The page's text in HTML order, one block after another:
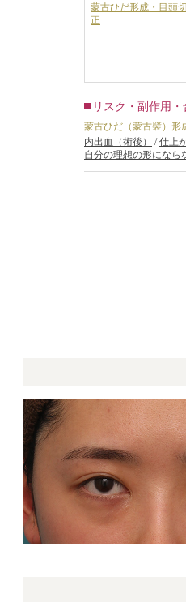
蒙古ひだ形成・目頭
正
リスク・副作用・
蒙古ひだ（蒙古襞）形
内出血（術後）
/仕上
自分の理想の形になら